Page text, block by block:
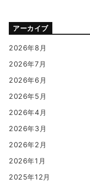
アーカイブ
2026年8月
2026年7月
2026年6月
2026年5月
2026年4月
2026年3月
2026年2月
2026年1月
2025年12月